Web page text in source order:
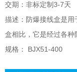
交期：非标定制3-7天
描述：防爆接线盒是
盒相比，它是经过各
规格： BJX51-400